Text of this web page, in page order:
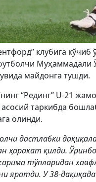
клубига кўчиб
Муҳаммадали
майдонга тушди.
“Рединг” U-21
таркибда
олинди.
дастлабки
ҳаракат қилди.
тўпларидан
яратди. У 38-